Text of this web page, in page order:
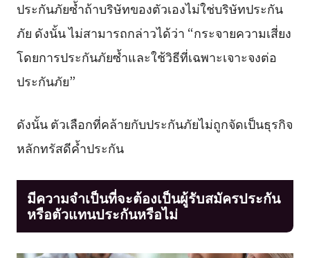
ประกันภัยซ้ำถ้าบริษัทของตัวเองไม่ใช่บริษัทประกัน
ภัย ดังนั้น ไม่สามารถกล่าวได้ว่า “กระจายความเสี่ยง
โดยการประกันภัยซ้ำและใช้วิธีที่เฉพาะเจาะจงต่อ
ประกันภัย”
ดังนั้น ตัวเลือกที่คล้ายกับประกันภัยไม่ถูกจัดเป็นธุรกิจ
หลักทรัสดีค้ำประกัน
มีความจำเป็นที่จะต้องเป็นผู้รับสมัครประกัน
หรือตัวแทนประกันหรือไม่